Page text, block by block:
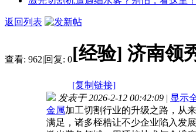
返回列表
查看: 962|回复: 0[经验] 济南领
[复制链接]
发表于 2026-2-12 00:42:09 | 显示
金属加工切割行业的升级之路，从
满足，诸多桎梏让不少企业陷入发